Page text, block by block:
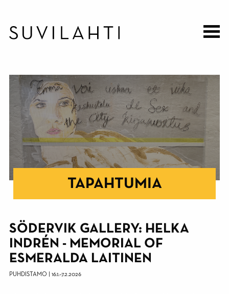
TAPAHTUMIA
SÖDERVIK GALLERY: HELKA
INDRÉN - MEMORIAL OF
ESMERALDA LAITINEN
PUHDISTAMO 16.1.–7.2.2026